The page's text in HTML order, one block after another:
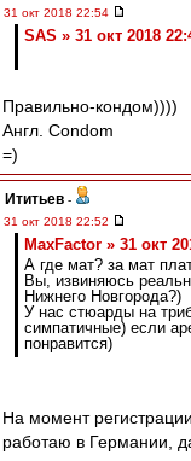
31 окт 2018 22:54
SAS » 31 окт 2018
Правильно-кондом))))
Англ. Condom
=)
Ититьев -
31 окт 2018 22:52
MaxFactor » 31 окт
А где мат? за мат
Вы, извиняюсь
Нижнего Новгорода?)
У нас стюарды на
симпатичные) если
понравится)
На момент
работаю в Германии,